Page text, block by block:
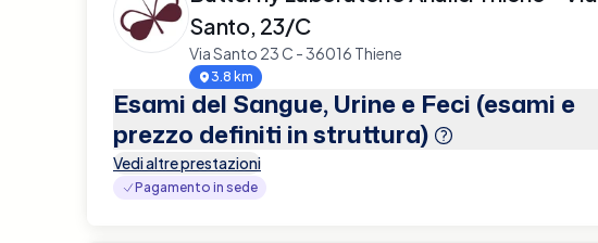
Santo, 23/C
Via Santo 23 C - 36016 Thiene
3.8 km
Esami del Sangue, Urine e Feci (esami e
prezzo definiti in struttura)
Vedi altre prestazioni
Pagamento in sede